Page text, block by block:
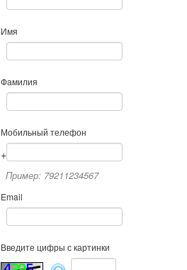
Имя
Фамилия
Мобильный телефон
+
Пример: 79211234567
Email
Введите цифры с картинки